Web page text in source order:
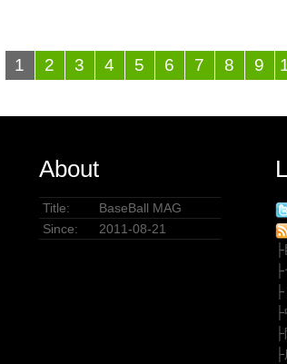
1 2 3 4 5 6 7 8 9
About
Title:
BaseBall MAG
Since:
2011-08-21
├
├
├
├
├
├